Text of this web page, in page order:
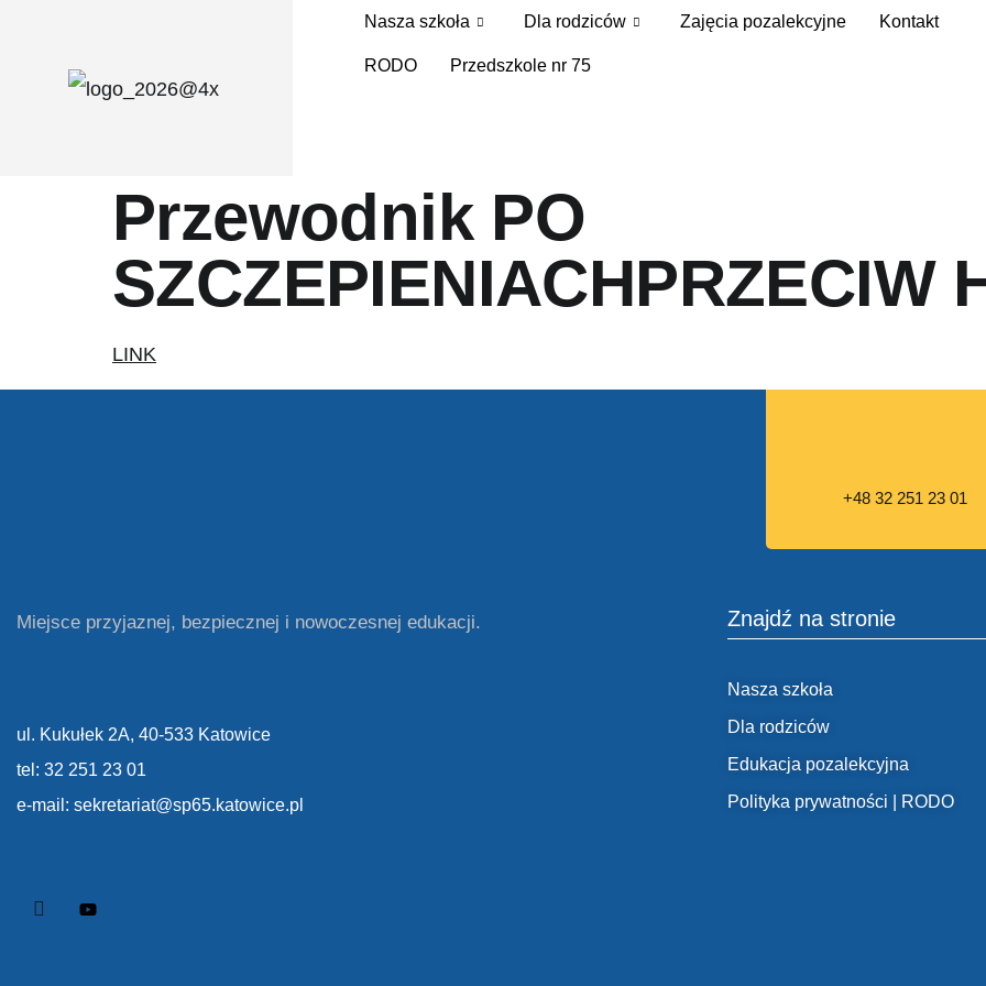
Nasza szkoła Dla rodziców Zajęcia pozalekcyjne Kontakt
RODO Przedszkole nr 75
Przewodnik PO
SZCZEPIENIACHPRZECIW
LINK
+48 32 251 23 01
Miejsce przyjaznej, bezpiecznej i nowoczesnej edukacji.
ul. Kukułek 2A, 40-533 Katowice
tel: 32 251 23 01
e-mail: sekretariat@sp65.katowice.pl
Znajdź na stronie
Nasza szkoła
Dla rodziców
Edukacja pozalekcyjna
Polityka prywatności | RODO